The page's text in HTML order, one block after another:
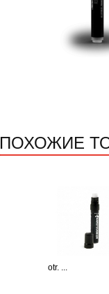
ПОХОЖИЕ
otr. ...